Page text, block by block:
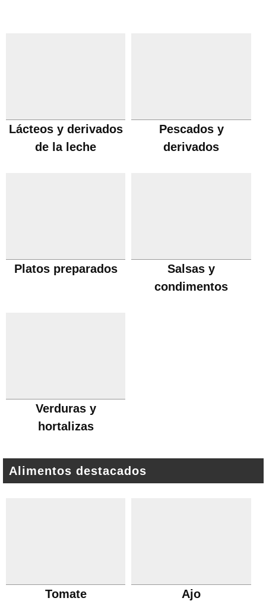
Lácteos y derivados
de la leche
Pescados y
derivados
Platos preparados
Salsas y
condimentos
Verduras y
hortalizas
Alimentos destacados
Tomate Ajo